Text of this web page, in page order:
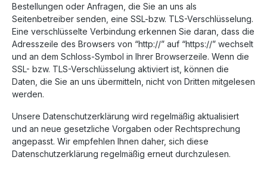
Bestellungen oder Anfragen, die Sie an uns als
Seitenbetreiber senden, eine SSL-bzw. TLS-Verschlüsselung.
Eine verschlüsselte Verbindung erkennen Sie daran, dass die
Adresszeile des Browsers von “http://” auf “https://” wechselt
und an dem Schloss-Symbol in Ihrer Browserzeile. Wenn die
SSL- bzw. TLS-Verschlüsselung aktiviert ist, können die
Daten, die Sie an uns übermitteln, nicht von Dritten mitgelesen
werden.
Unsere Datenschutzerklärung wird regelmäßig aktualisiert
und an neue gesetzliche Vorgaben oder Rechtsprechung
angepasst. Wir empfehlen Ihnen daher, sich diese
Datenschutzerklärung regelmäßig erneut durchzulesen.